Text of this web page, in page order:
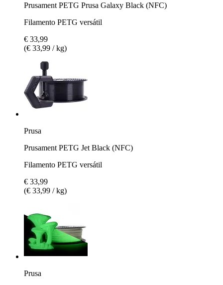
Prusament PETG Prusa Galaxy Black (NFC)
Filamento PETG versátil
€ 33,99
(€ 33,99 / kg)
Prusa
Prusament PETG Jet Black (NFC)
Filamento PETG versátil
€ 33,99
(€ 33,99 / kg)
Prusa